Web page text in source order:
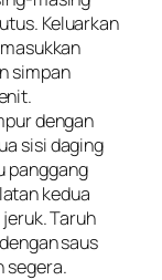
Keluarkan
simpan
dengan
sisi daging
panggang
kedua
Taruh
saus
segera.